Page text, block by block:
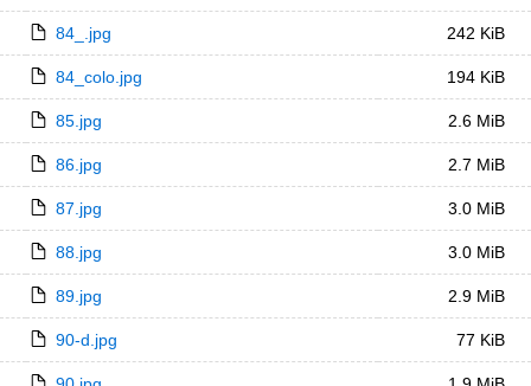
84_.jpg 242 KiB
84_colo.jpg 194 KiB
85.jpg 2.6 MiB
86.jpg 2.7 MiB
87.jpg 3.0 MiB
88.jpg 3.0 MiB
89.jpg 2.9 MiB
90-d.jpg 77 KiB